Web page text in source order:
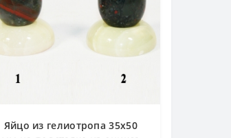
Яйцо из гелиотропа 35х50